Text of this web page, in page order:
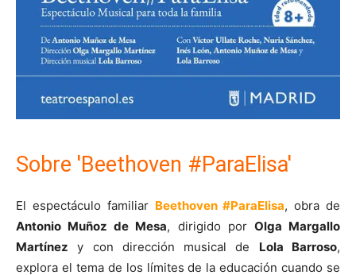
Sobre 'Beethoven #ParaElisa'
El espectáculo familiar Beethoven #ParaElisa, obra de
Antonio Muñoz de Mesa, dirigido por Olga Margallo
Martínez y con dirección musical de Lola Barroso,
explora el tema de los límites de la educación cuando se